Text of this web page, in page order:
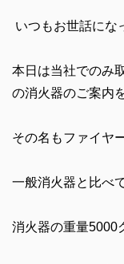
いつもお世話にな
本日は当社でのみ
の消火器のご案内
その名もファイ
一般消火器と比べ
消火器の重量